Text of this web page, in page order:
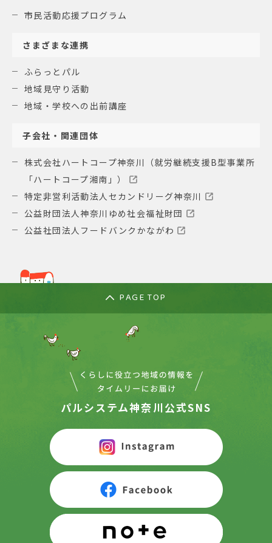
市民活動応援プログラム
さまざまな連携
ふらっとパル
地域見守り活動
地域・学校への出前講座
子会社・関連団体
株式会社ハートコープ神奈川（就労継続支援B型事業所
「ハートコープ湘南」）
特定非営利活動法人セカンドリーグ神奈川
公益財団法人神奈川ゆめ社会福祉財団
公益社団法人フードバンクかながわ
PAGE TOP
パルシステム神奈川公式SNS